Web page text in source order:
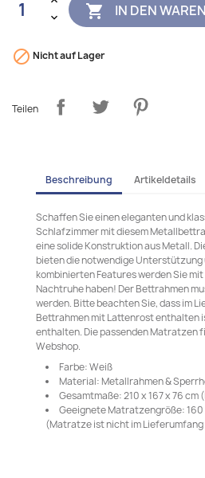
 IN DEN
 Nicht auf Lager
Teilen
Beschreibung Artikeldetails
Schaffen Sie einen eleganten und
Schlafzimmer mit diesem
eine solide Konstruktion aus Metall.
bieten die notwendige Unterstützung
kombinierten Features werden Sie
Nachtruhe haben! Der Bettrahmen
werden. Bitte beachten Sie, dass im
Bettrahmen mit Lattenrost enthalten
enthalten. Die passenden Matratzen
Webshop.
Farbe: Weiß
Material: Metallrahmen &
Gesamtmaße: 210 x 167 x 76 cm
Geeignete Matratzengröße: 160
(Matratze ist nicht im